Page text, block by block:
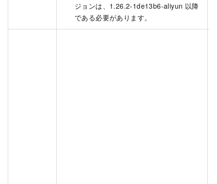
ジョンは、1.26.2-1de13b6-aliyun 以降
である必要があります。